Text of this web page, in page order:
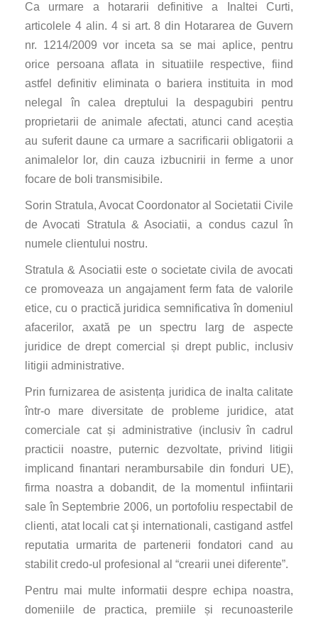
Ca urmare a hotararii definitive a Inaltei Curti,
articolele 4 alin. 4 si art. 8 din Hotararea de Guvern
nr. 1214/2009 vor inceta sa se mai aplice, pentru
orice persoana aflata in situatiile respective, fiind
astfel definitiv eliminata o bariera instituita in mod
nelegal în calea dreptului la despagubiri pentru
proprietarii de animale afectati, atunci cand aceștia
au suferit daune ca urmare a sacrificarii obligatorii a
animalelor lor, din cauza izbucnirii in ferme a unor
focare de boli transmisibile.
Sorin Stratula, Avocat Coordonator al Societatii Civile
de Avocati Stratula & Asociatii, a condus cazul în
numele clientului nostru.
Stratula & Asociatii este o societate civila de avocati
ce promoveaza un angajament ferm fata de valorile
etice, cu o practică juridica semnificativa în domeniul
afacerilor, axată pe un spectru larg de aspecte
juridice de drept comercial și drept public, inclusiv
litigii administrative.
Prin furnizarea de asistența juridica de inalta calitate
într-o mare diversitate de probleme juridice, atat
comerciale cat și administrative (inclusiv în cadrul
practicii noastre, puternic dezvoltate, privind litigii
implicand finantari nerambursabile din fonduri UE),
firma noastra a dobandit, de la momentul infiintarii
sale în Septembrie 2006, un portofoliu respectabil de
clienti, atat locali cat şi internationali, castigand astfel
reputatia urmarita de partenerii fondatori cand au
stabilit credo-ul profesional al “crearii unei diferente”.
Pentru mai multe informatii despre echipa noastra,
domeniile de practica, premiile și recunoasterile